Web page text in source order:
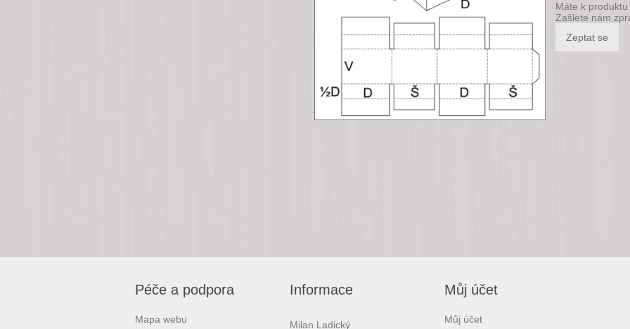
Máte k
Zašlete nám
Péče a podpora
Mapa webu
Informace
Milan Ladický
Můj účet
Můj účet